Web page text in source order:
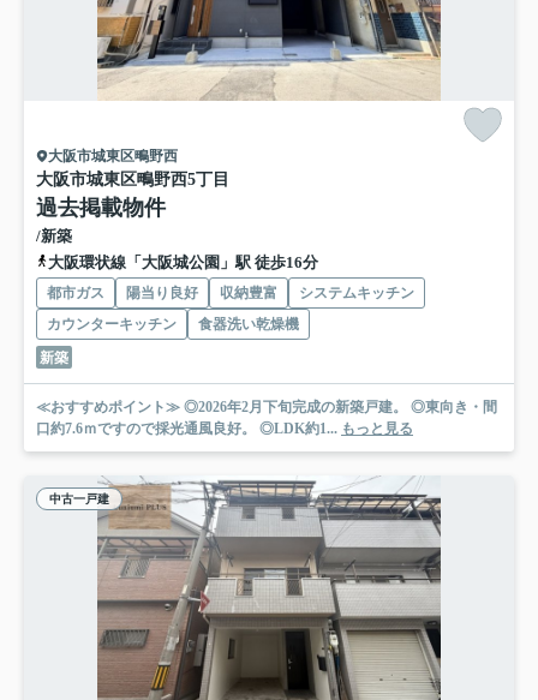
大阪市城東区鴫野西
大阪市城東区鴫野西5丁目
過去掲載物件
/新築
大阪環状線「大阪城公園」駅 徒歩16分
都市ガス 陽当り良好 収納豊富
システムキッチン
カウンターキッチン
食器洗い乾燥機
新築
≪おすすめポイント≫ ◎2026年2月下旬完成の新築戸建。 ◎東向き・間
口約7.6ｍですので採光通風良好。 ◎LDK約1... もっと見る
中古一戸建